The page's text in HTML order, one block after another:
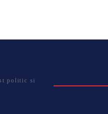
politic si